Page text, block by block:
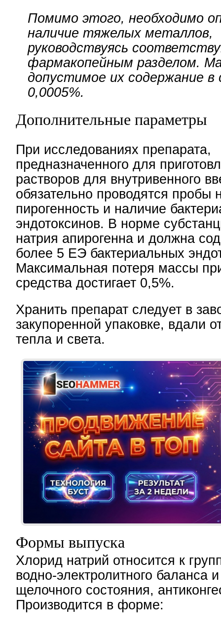
Помимо этого, необходимо
наличие тяжелых металлов,
руководствуясь
фармакопейным разделом.
допустимое их содержание
0,0005%.
Дополнительные параметры
При исследованиях препарата,
предназначенного для
растворов для внутривенного
обязательно проводятся пробы
пирогенность и наличие
эндотоксинов. В норме
натрия апирогенна и должна
более 5 ЕЭ бактериальных
Максимальная потеря массы
средства достигает 0,5%.
Хранить препарат следует в
закупоренной упаковке, вдали
тепла и света.
Формы выпуска
Хлорид натрий относится к
водно-электролитного баланса
щелочного состояния,
Производится в форме: